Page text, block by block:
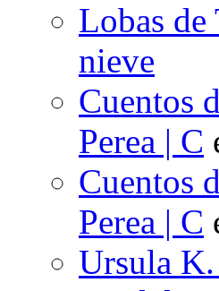
Lobas de
nieve
Cuentos
Perea | C
Cuentos
Perea | C
Ursula